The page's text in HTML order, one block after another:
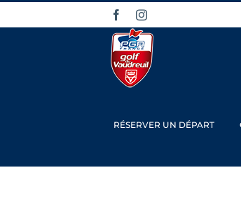
Passer
contenu
FacebookInstagram
RÉSERVER UN DÉPART